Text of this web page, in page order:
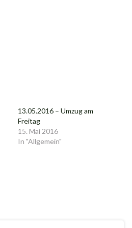
13.05.2016 – Umzug am
Freitag
15. Mai 2016
In "Allgemein"